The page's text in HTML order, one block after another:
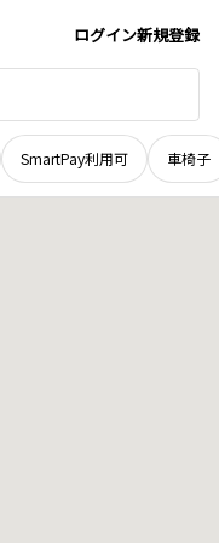
ログイン新規登録
SmartPay利用可 車椅子